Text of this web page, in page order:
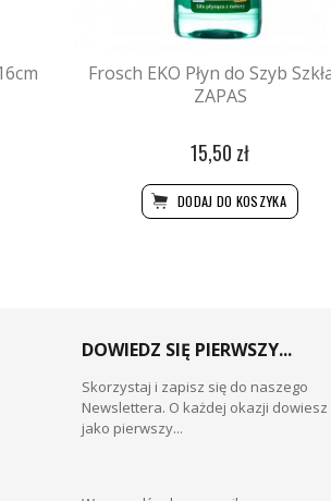
Frosch EKO Płyn do Szyb
ZAPAS
15,50 zł
DODAJ DO KOSZYKA
DOWIEDZ SIĘ PIERWSZY...
Skorzystaj i zapisz się do naszego
Newslettera. O każdej okazji dowiesz
jako pierwszy...